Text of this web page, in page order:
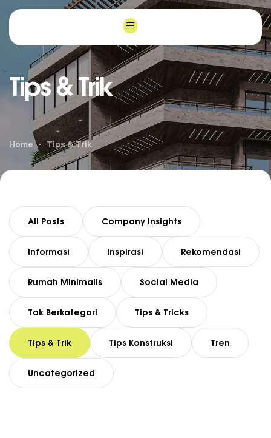
Tips & Trik
Home Tips & Trik
All Posts Company Insights
Informasi Inspirasi Rekomendasi
Rumah Minimalis Social Media
Tak Berkategori Tips & Tricks
Tips & Trik Tips Konstruksi Tren
Uncategorized